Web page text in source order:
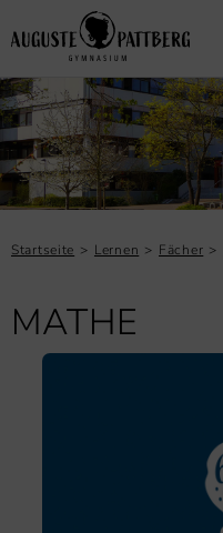
Startseite Lernen Fächer
MATHE